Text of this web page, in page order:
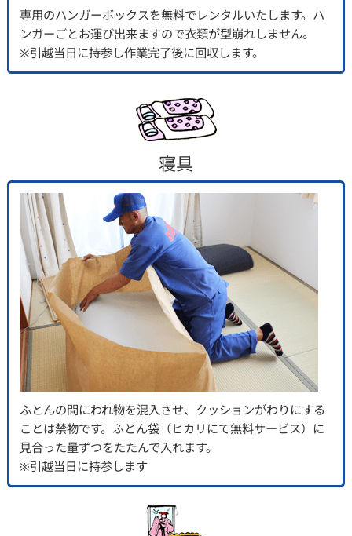
専用のハンガーボックスを無料でレンタルいたします。ハ
ンガーごとお運び出来ますので衣類が型崩れしません。
※引越当日に持参し作業完了後に回収します。
寝具
ふとんの間にわれ物を混入させ、クッションがわりにする
ことは禁物です。ふとん袋（ヒカリにて無料サービス）に
見合った量ずつをたたんで入れます。
※引越当日に持参します